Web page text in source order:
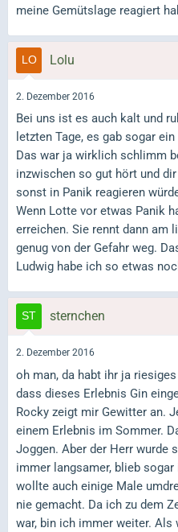
meine Gemütslage reagiert
Lolu
2. Dezember 2016
Bei uns ist es auch kalt und
letzten Tage, es gab sogar
Das war ja wirklich schlimm
inzwischen so gut hört und
sonst in Panik reagieren
Wenn Lotte vor etwas Panik
erreichen. Sie rennt dann am
genug von der Gefahr weg.
Ludwig habe ich so etwas
sternchen
2. Dezember 2016
oh man, da habt ihr ja
dass dieses Erlebnis Gin
Rocky zeigt mir Gewitter an.
einem Erlebnis im Sommer.
Joggen. Aber der Herr wurde
immer langsamer, blieb
wollte auch einige Male
nie gemacht. Da ich zu dem
war, bin ich immer weiter.